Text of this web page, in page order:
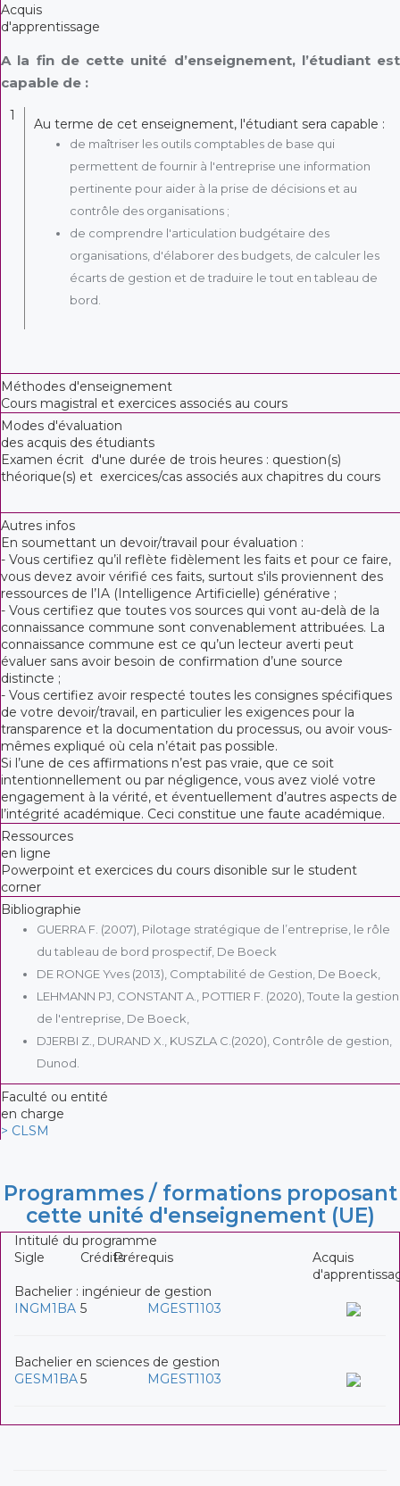
Acquis
d'apprentissage
A la fin de cette unité d’enseignement, l’étudiant est
capable de :
1
Au terme de cet enseignement, l'étudiant sera capable :
de maîtriser les outils comptables de base qui
permettent de fournir à l'entreprise une information
pertinente pour aider à la prise de décisions et au
contrôle des organisations ;
de comprendre l'articulation budgétaire des
organisations, d'élaborer des budgets, de calculer les
écarts de gestion et de traduire le tout en tableau de
bord.
Méthodes d'enseignement
Cours magistral et exercices associés au cours
Modes d'évaluation
des acquis des étudiants
Examen écrit d'une durée de trois heures : question(s)
théorique(s) et exercices/cas associés aux chapitres du cours
Autres infos
En soumettant un devoir/travail pour évaluation :
- Vous certifiez qu’il reflète fidèlement les faits et pour ce faire,
vous devez avoir vérifié ces faits, surtout s'ils proviennent des
ressources de l’IA (Intelligence Artificielle) générative ;
- Vous certifiez que toutes vos sources qui vont au-delà de la
connaissance commune sont convenablement attribuées. La
connaissance commune est ce qu’un lecteur averti peut
évaluer sans avoir besoin de confirmation d’une source
distincte ;
- Vous certifiez avoir respecté toutes les consignes spécifiques
de votre devoir/travail, en particulier les exigences pour la
transparence et la documentation du processus, ou avoir vous-
mêmes expliqué où cela n’était pas possible.
Si l’une de ces affirmations n’est pas vraie, que ce soit
intentionnellement ou par négligence, vous avez violé votre
engagement à la vérité, et éventuellement d’autres aspects de
l’intégrité académique. Ceci constitue une faute académique.
Ressources
en ligne
Powerpoint et exercices du cours disonible sur le student
corner
Bibliographie
GUERRA F. (2007), Pilotage stratégique de l’entreprise, le rôle
du tableau de bord prospectif, De Boeck
DE RONGE Yves (2013), Comptabilité de Gestion, De Boeck,
LEHMANN PJ, CONSTANT A., POTTIER F. (2020), Toute la gestion
de l'entreprise, De Boeck,
DJERBI Z., DURAND X., KUSZLA C.(2020), Contrôle de gestion,
Dunod.
Faculté ou entité
en charge
> CLSM
Programmes / formations proposant
cette unité d'enseignement (UE)
Intitulé du programme
Sigle
CréditsPrérequis
Acquis
Bachelier : ingénieur de gestion
INGM1BA 5 MGEST1103
Bachelier en sciences de gestion
GESM1BA5 MGEST1103